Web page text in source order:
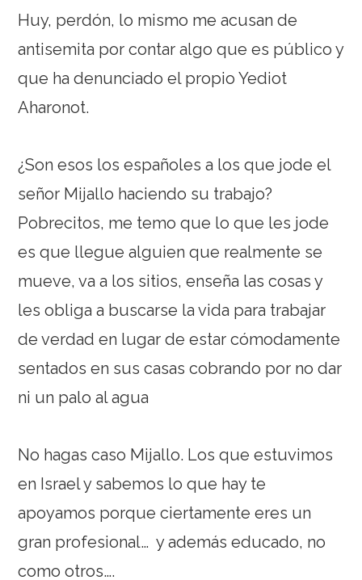
Huy, perdón, lo mismo me acusan de
antisemita por contar algo que es público y
que ha denunciado el propio Yediot
Aharonot.
¿Son esos los españoles a los que jode el
señor Mijallo haciendo su trabajo?
Pobrecitos, me temo que lo que les jode
es que llegue alguien que realmente se
mueve, va a los sitios, enseña las cosas y
les obliga a buscarse la vida para trabajar
de verdad en lugar de estar cómodamente
sentados en sus casas cobrando por no dar
ni un palo al agua
No hagas caso Mijallo. Los que estuvimos
en Israel y sabemos lo que hay te
apoyamos porque ciertamente eres un
gran profesional… y además educado, no
como otros….